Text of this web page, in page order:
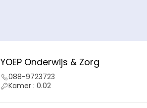
YOEP Onderwijs & Zorg
088-9723723
Kamer : 0.02